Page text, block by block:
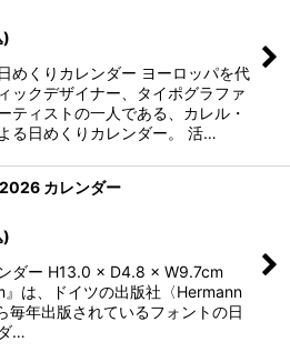
)
めくりカレンダー ヨーロッパを代
ックデザイナー、タイポグラファ
ティストの一人である、カレル・
る日めくりカレンダー。 活…
カレンダー
)
ダー H13.0 × D4.8 × W9.7cm
』は、ドイツの出版社〈Hermann
毎年出版されているフォントの日
…